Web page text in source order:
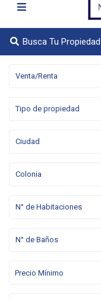
Busca Tu Propiedad
Venta/Renta
Tipo de propiedad
Ciudad
Colonia
N° de Habitaciones
N° de Baños